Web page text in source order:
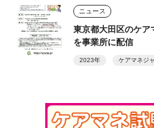
ニュース
東京都大田区のケ
を事業所に配信
2023年 ケアマネジ